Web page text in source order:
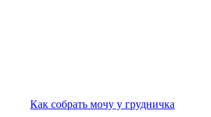
Как собрать мочу у грудничка